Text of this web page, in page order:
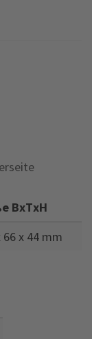
BxTxH
66 x 44 mm